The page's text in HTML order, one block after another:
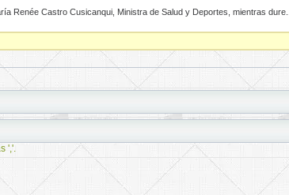
Renée Castro Cusicanqui, Ministra de Salud y Deportes, mientras dure...
','.